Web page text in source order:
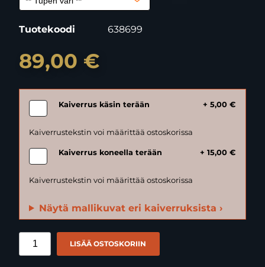
Tuotekoodi 638699
89,00 €
Kaiverrus käsin terään + 5,00 €
Kaiverrus koneella terään + 15,00 €
Näytä mallikuvat eri kaiverruksista ›
LISÄÄ OSTOSKORIIN